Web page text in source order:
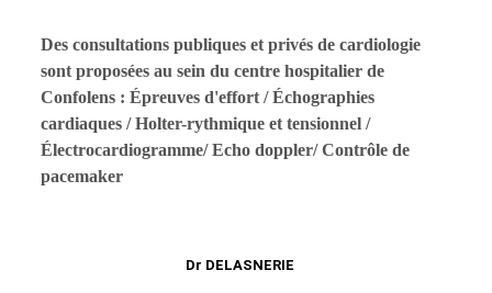
Des consultations publiques et privés de cardiologie
sont proposées au sein du centre hospitalier de
Confolens : Épreuves d'effort / Échographies
cardiaques / Holter-rythmique et tensionnel /
Électrocardiogramme/ Echo doppler/ Contrôle de
pacemaker
Dr DELASNERIE